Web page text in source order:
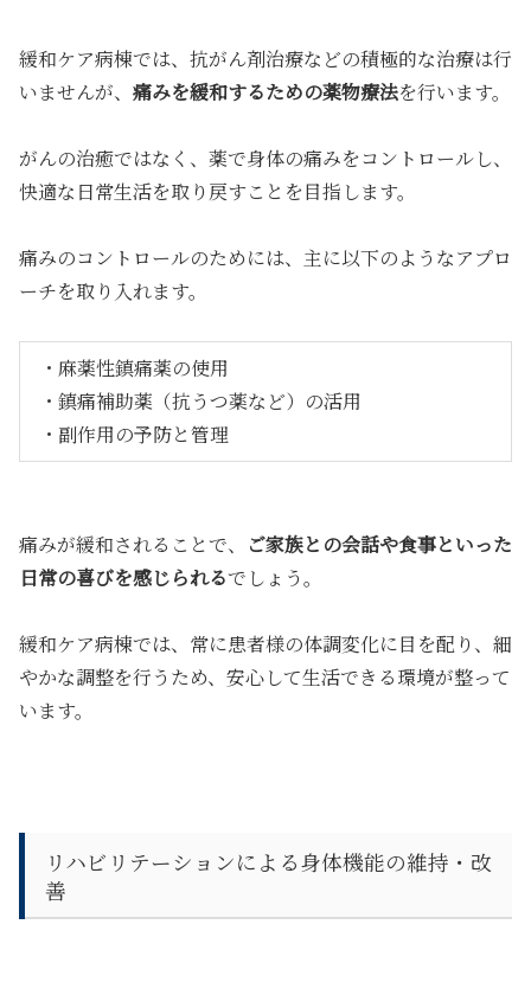
緩和ケア病棟では、抗がん剤治療などの積極的な治療は行
いませんが、 痛みを緩和するための薬物療法を行います。
がんの治癒ではなく、薬で身体の痛みをコントロールし、
快適な日常生活を取り戻すことを目指します。
痛みのコントロールのためには、主に以下のようなアプロ
ーチを取り入れます。
・麻薬性鎮痛薬の使用
・鎮痛補助薬（抗うつ薬など）の活用
・副作用の予防と管理
痛みが緩和されることで、
ご家族との会話や食事といった
日常の喜びを感じられるでしょう。
緩和ケア病棟では、常に患者様の体調変化に目を配り、細
やかな調整を行うため、安心して生活できる環境が整って
います。
リハビリテーションによる身体機能の維持・改
善